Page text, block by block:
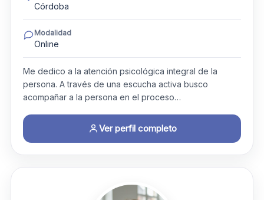
Córdoba
Modalidad
Online
Me dedico a la atención psicológica integral de la
persona. A través de una escucha activa busco
acompañar a la persona en el proceso…
Ver perfil completo